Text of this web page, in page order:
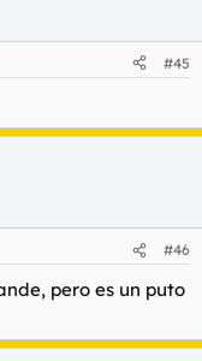
#45
#46
pero es un puto